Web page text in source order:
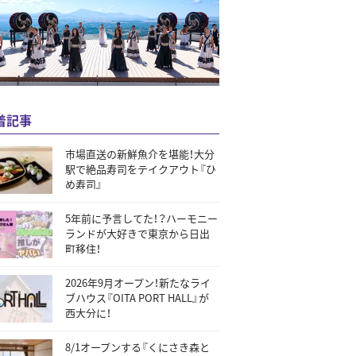
記事
市場直送の新鮮魚介を堪能！大分
駅で絶品寿司をテイクアウト『ひ
め寿司』
5年前に予言してた！？ハーモニー
ランドが大好きで東京から日出
町移住！
2026年9月オープン！新たなライ
ブハウス『OITA PORT HALL』が
西大分に！
8/1オープンする『くにさき森と